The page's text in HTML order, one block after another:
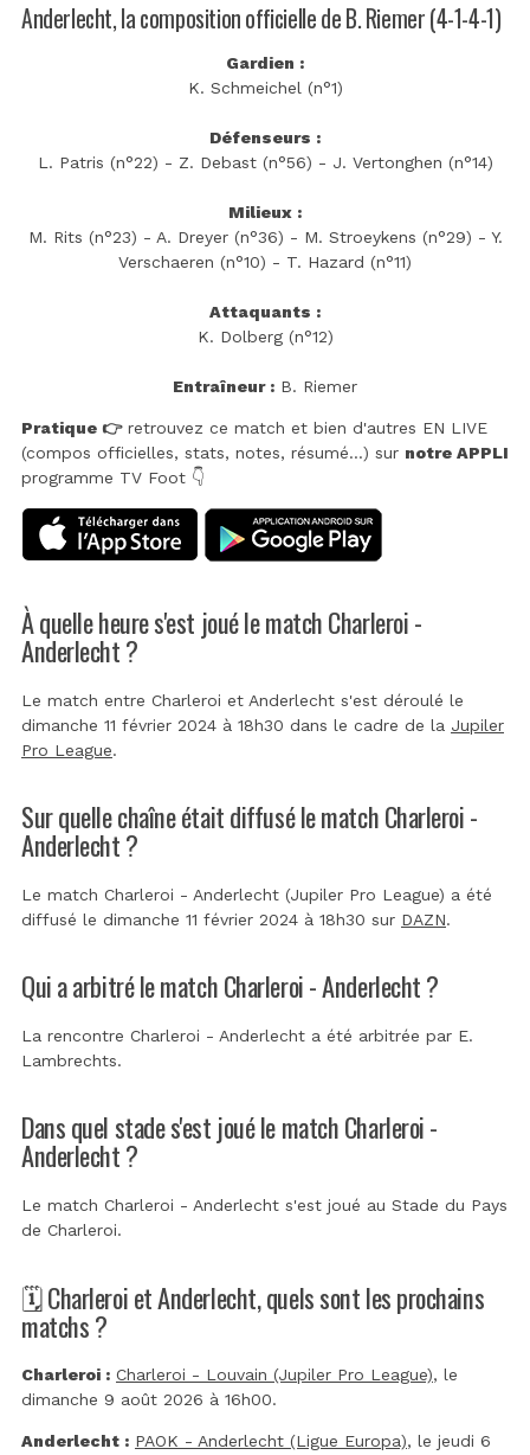
Anderlecht, la composition officielle de B. Riemer (4-1-4-1)
Gardien :
K. Schmeichel (n°1)
Défenseurs :
L. Patris (n°22) - Z. Debast (n°56) - J. Vertonghen (n°14)
Milieux :
M. Rits (n°23) - A. Dreyer (n°36) - M. Stroeykens (n°29) - Y.
Verschaeren (n°10) - T. Hazard (n°11)
Attaquants :
K. Dolberg (n°12)
Entraîneur : B. Riemer
Pratique 👉retrouvez ce match et bien d'autres EN LIVE
(compos officielles, stats, notes, résumé...) sur notre APPLI
programme TV Foot 👇
À quelle heure s'est joué le match Charleroi -
Anderlecht ?
Le match entre Charleroi et Anderlecht s'est déroulé le
dimanche 11 février 2024 à 18h30 dans le cadre de la Jupiler
Pro League.
Sur quelle chaîne était diffusé le match Charleroi -
Anderlecht ?
Le match Charleroi - Anderlecht (Jupiler Pro League) a été
diffusé le dimanche 11 février 2024 à 18h30 sur DAZN.
Qui a arbitré le match Charleroi - Anderlecht ?
La rencontre Charleroi - Anderlecht a été arbitrée par E.
Lambrechts.
Dans quel stade s'est joué le match Charleroi -
Anderlecht ?
Le match Charleroi - Anderlecht s'est joué au Stade du Pays
de Charleroi.
🗓️ Charleroi et Anderlecht, quels sont les prochains
matchs ?
Charleroi : Charleroi - Louvain (Jupiler Pro League), le
dimanche 9 août 2026 à 16h00.
Anderlecht : PAOK - Anderlecht (Ligue Europa), le jeudi 6